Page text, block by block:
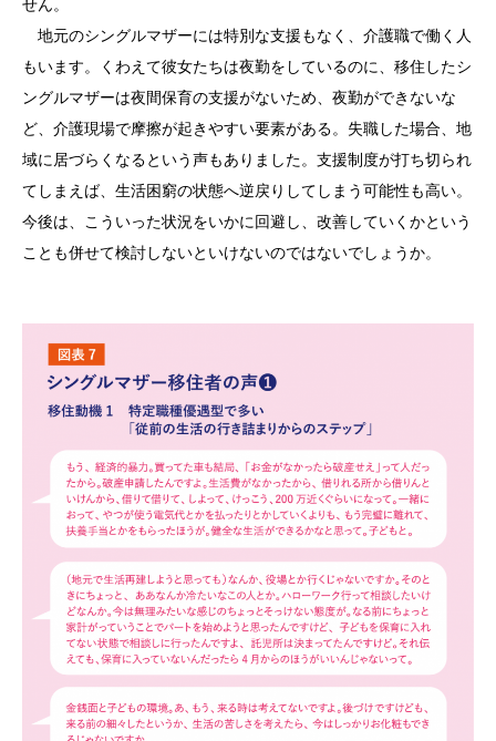
せん。
地元のシングルマザーには特別な支援もなく、介護職で働く人
もいます。くわえて彼女たちは夜勤をしているのに、移住したシ
ングルマザーは夜間保育の支援がないため、夜勤ができないな
ど、介護現場で摩擦が起きやすい要素がある。失職した場合、地
域に居づらくなるという声もありました。支援制度が打ち切られ
てしまえば、生活困窮の状態へ逆戻りしてしまう可能性も高い。
今後は、こういった状況をいかに回避し、改善していくかという
ことも併せて検討しないといけないのではないでしょうか。